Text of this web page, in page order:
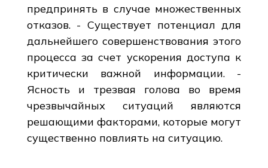
предпринять в случае множественных
отказов. - Существует потенциал для
дальнейшего совершенствования этого
процесса за счет ускорения доступа к
критически важной информации. -
Ясность и трезвая голова во время
чрезвычайных ситуаций являются
решающими факторами, которые могут
существенно повлиять на ситуацию.